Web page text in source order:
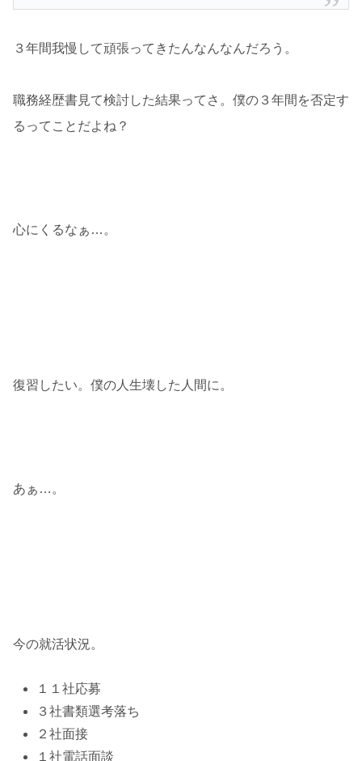
３年間我慢して頑張ってきたんなんなんだろう。
職務経歴書見て検討した結果ってさ。僕の３年間を否定す
るってことだよね？
心にくるなぁ…。
復習したい。僕の人生壊した人間に。
あぁ…。
今の就活状況。
１１社応募
３社書類選考落ち
２社面接
１社電話面談